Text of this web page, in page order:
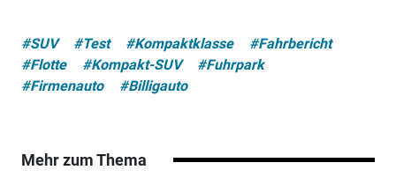
#SUV #Test #Kompaktklasse
#Fahrbericht
#Flotte
#Kompakt-SUV
#Fuhrpark
#Firmenauto
#Billigauto
Mehr zum Thema